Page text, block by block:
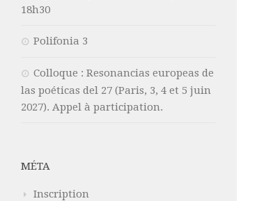
18h30
Polifonia 3
Colloque : Resonancias europeas de
las poéticas del 27 (Paris, 3, 4 et 5 juin
2027). Appel à participation.
MÉTA
Inscription